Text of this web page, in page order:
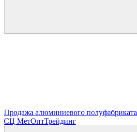
Продажа алюминиевого полуфабриката
СЦ МетОптТрейдинг